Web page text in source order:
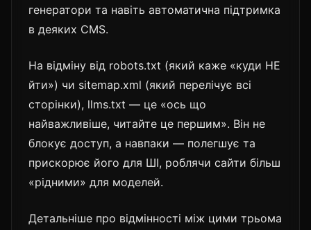
генератори та навіть автоматична підтримка
в деяких CMS.
На відміну від robots.txt (який каже «куди НЕ
йти») чи sitemap.xml (який перелічує всі
сторінки), llms.txt — це «ось що
найважливіше, читайте це першим». Він не
блокує доступ, а навпаки — полегшує та
прискорює його для ШІ, роблячи сайти більш
«рідними» для моделей.
Детальніше про відмінності між цими трьома